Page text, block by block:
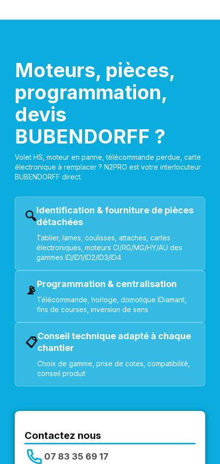
Moteurs, pièces,
programmation,
devis
BUBENDORFF ?
Volet HS, moteur en panne, télécommande perdue, carte
électronique à remplacer ? N2PRO est votre interlocuteur
BUBENDORFF direct.
🔍Identification & fourniture de pièces
détachées
Tablier, lames, coulisses, attaches, cartes
électroniques, moteurs CI/RG/MG/HY/AU des
gammes ID/ID1/ID2/ID3/ID4
📡Programmation & centralisation
Télécommande, horloge, domotique IDiamant,
fins de courses, inversion de sens
📋Conseil technique adapté à chaque
chantier
Choix de gamme, prise de cotes, compatibilité,
conseil produit
Contactez nous
07 83 35 69 17